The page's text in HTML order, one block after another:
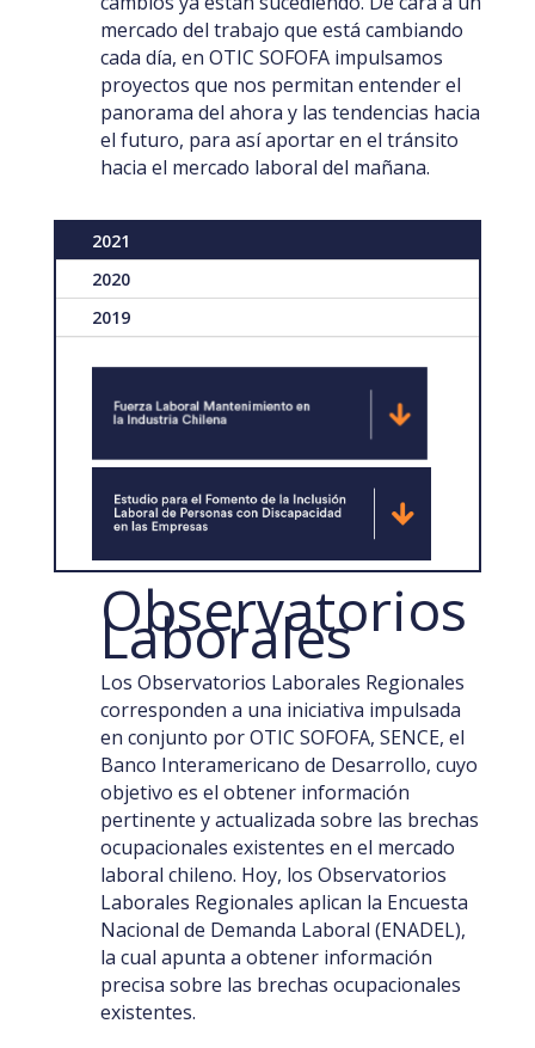
mercado del trabajo que está cambiando
cada día, en OTIC SOFOFA impulsamos
proyectos que nos permitan entender el
panorama del ahora y las tendencias hacia
el futuro, para así aportar en el tránsito
hacia el mercado laboral del mañana.
2021
2020
2019
Observatorios
Laborales
Los Observatorios Laborales Regionales
corresponden a una iniciativa impulsada
en conjunto por OTIC SOFOFA, SENCE, el
Banco Interamericano de Desarrollo, cuyo
objetivo es el obtener información
pertinente y actualizada sobre las brechas
ocupacionales existentes en el mercado
laboral chileno. Hoy, los Observatorios
Laborales Regionales aplican la Encuesta
Nacional de Demanda Laboral (ENADEL),
la cual apunta a obtener información
precisa sobre las brechas ocupacionales
existentes.